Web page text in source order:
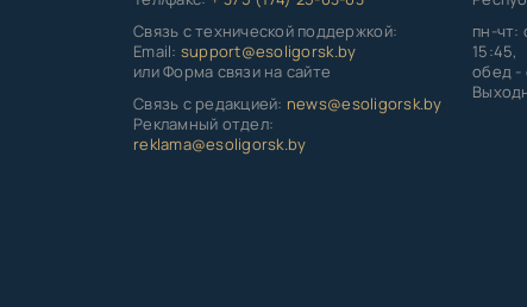
Связь с технической поддержкой:
Email: support@esoligorsk.by
или Форма связи на сайте
Связь с редакцией: news@esoligorsk.by
Рекламный отдел:
reklama@esoligorsk.by
пн-чт:
15:45,
обед -